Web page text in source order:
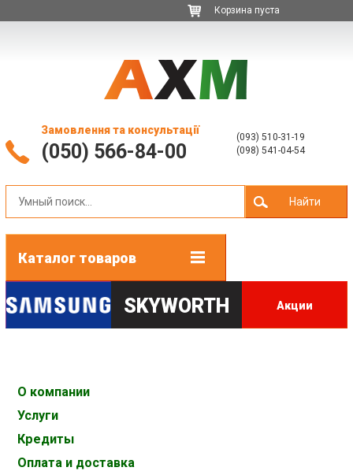
Корзина пуста
Замовлення та консультації
(050) 566-84-00
(093) 510-31-19
(098) 541-04-54
Найти
Каталог товаров
SKYWORTH Акции
О компании
Услуги
Кредиты
Оплата и доставка